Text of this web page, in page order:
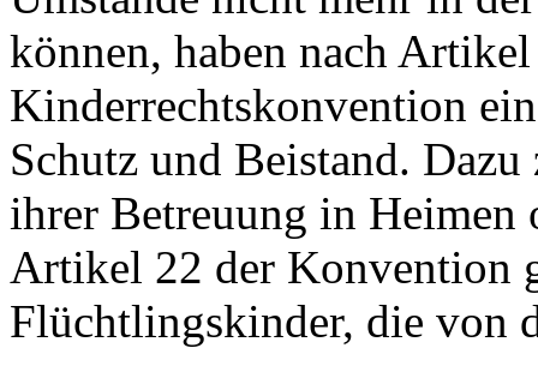
können, haben nach
Kinderrechtskonvention
Schutz und Beistand.
ihrer Betreuung in Heimen
Artikel 22 der Konvention
Flüchtlingskinder, die von